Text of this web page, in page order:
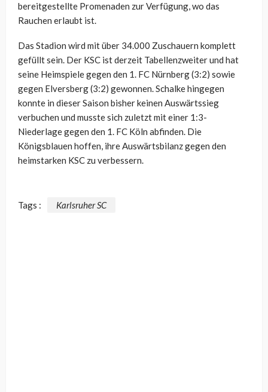
bereitgestellte Promenaden zur Verfügung, wo das
Rauchen erlaubt ist.
Das Stadion wird mit über 34.000 Zuschauern komplett
gefüllt sein. Der KSC ist derzeit Tabellenzweiter und hat
seine Heimspiele gegen den 1. FC Nürnberg (3:2) sowie
gegen Elversberg (3:2) gewonnen. Schalke hingegen
konnte in dieser Saison bisher keinen Auswärtssieg
verbuchen und musste sich zuletzt mit einer 1:3-
Niederlage gegen den 1. FC Köln abfinden. Die
Königsblauen hoffen, ihre Auswärtsbilanz gegen den
heimstarken KSC zu verbessern.
Tags : Karlsruher SC